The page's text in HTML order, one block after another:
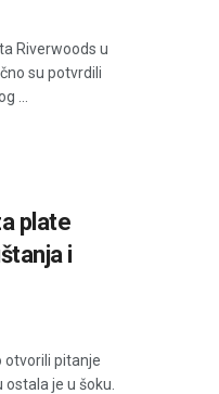
Riverwoods u
su potvrdili
...
plate
i
otvorili pitanje
je u šoku.